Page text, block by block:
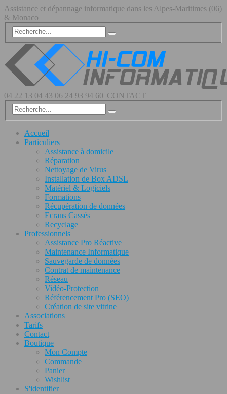
Assistance et dépannage informatique dans les Alpes-Maritimes (06)
& Monaco
04 22 13 04 43 06 24 93 94 60 |CONTACT
Accueil
Particuliers
Assistance à domicile
Réparation
Nettoyage de Virus
Installation de Box ADSL
Matériel & Logiciels
Formations
Récupération de données
Ecrans Cassés
Recyclage
Professionnels
Assistance Pro Réactive
Maintenance Informatique
Sauvegarde de données
Contrat de maintenance
Réseau
Vidéo-Protection
Référencement Pro (SEO)
Création de site vitrine
Associations
Tarifs
Contact
Boutique
Mon Compte
Commande
Panier
Wishlist
S'identifier